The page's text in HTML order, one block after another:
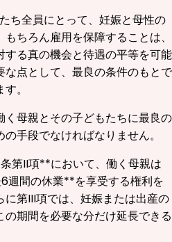
ち全員にとって、妊娠と母性の
ちろん雇用を保障することは、
る真の機会と待遇の平等を可能
点として、最良の条件のもとで
。
母親とその子どもたちに最良の
手段でなければなりません。
第II項**において、働く母親は
週間の休業**を享受する権利を
第III項では、妊娠または出産の
期間を必要な分だけ延長できる